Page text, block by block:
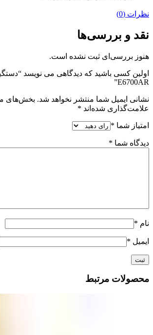
نظرات (0)
نقد و بررسی‌ها
هنوز بررسی‌ای ثبت نشده است.
اولین کسی باشید که دیدگاهی می نویسد
E6700AR”
نشانی ایمیل شما منتشر نخواهد شد. بخش‌های
علامت‌گذاری شده‌اند *
امتیاز شما *
دیدگاه شما *
نام *
ایمیل *
محصولات مرتبط